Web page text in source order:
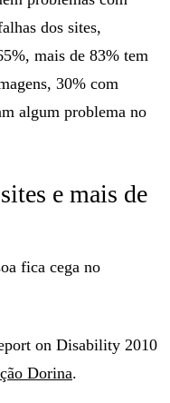
dos sites,
mais de 83% tem
30% com
algum problema no
e mais de
fica cega no
on Disability 2010
Dorina.